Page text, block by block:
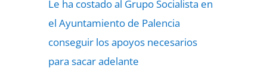
Le ha costado al Grupo Socialista en
el Ayuntamiento de Palencia
conseguir los apoyos necesarios
para sacar adelante